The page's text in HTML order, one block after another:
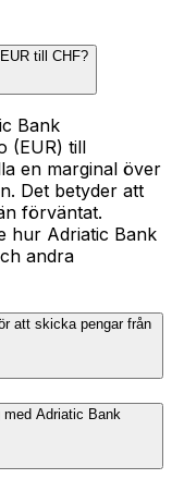
till CHF?
Bank
(EUR) till
en marginal över
Det betyder att
förväntat.
hur Adriatic Bank
andra
att skicka pengar från
med Adriatic Bank